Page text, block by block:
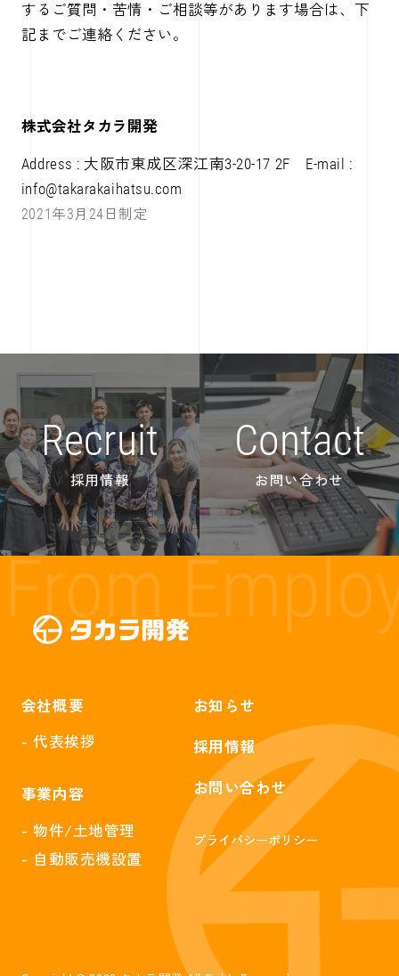
するご質問・苦情・ご相談等があります場合は、下
記までご連絡ください。
株式会社タカラ開発
Address : 大阪市東成区深江南3-20-17 2F E-mail :
info@takarakaihatsu.com
2021年3月24日制定
Recruit
採用情報
Contact
お問い合わせ
会社概要
- 代表挨拶
事業内容
- 物件/土地管理
- 自動販売機設置
お知らせ
採用情報
お問い合わせ
プライバシーポリシー